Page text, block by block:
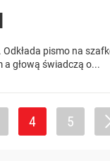
pismo na
a głową świadczą o...
4 5